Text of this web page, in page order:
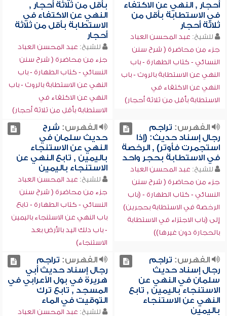
أحجار , النهي عن الاكتفاء
في الاستطابة بأقل من
ثلاثة أحجار
للشيخ: عبد المحسن العباد
جزء من محاضرة ( شرح سنن
النسائي - كتاب الطهارة - باب
النهي عن الاستطابة بالروث - باب
النهي عن الاكتفاء في
الاستطابة بأقل من ثلاثة أحجار)
بأقل من ثلاثة أحجار ,
النهي عن الاكتفاء في
الاستطابة بأقل من ثلاثة
أحجار
للشيخ: عبد المحسن العباد
جزء من محاضرة ( شرح سنن
النسائي - كتاب الطهارة - باب
النهي عن الاستطابة بالروث - باب
النهي عن الاكتفاء في
الاستطابة بأقل من ثلاثة أحجار)
الفهرس: تراجم
رجال إسناد حديث: (إذا
استجمرت فأوتر) , الرخصة
في الاستطابة بحجر واحد
للشيخ: عبد المحسن العباد
جزء من محاضرة ( شرح سنن
النسائي - كتاب الطهارة - (باب
الرخصة في الاستطابة بحجرين)
إلى (باب الاجتزاء في الاستطابة
بالحجارة دون غيرها))
الفهرس: شرح
حديث سلمان في
النهي عن الاستنجاء
باليمين , تابع النهي عن
الاستنجاء باليمين
للشيخ: عبد المحسن العباد
جزء من محاضرة ( شرح سنن
النسائي - كتاب الطهارة - تابع
باب النهي عن الاستنجاء باليمين
- باب دلك اليد بالأرض بعد
الاستنجاء)
الفهرس: تراجم
رجال إسناد حديث
سلمان في النهي عن
الاستنجاء باليمين , تابع
النهي عن الاستنجاء
باليمين
الفهرس: تراجم
رجال إسناد حديث أبي
هريرة في بول الأعرابي في
المسجد , تابع ترك
التوقيت في الماء
للشيخ: عبد المحسن العباد